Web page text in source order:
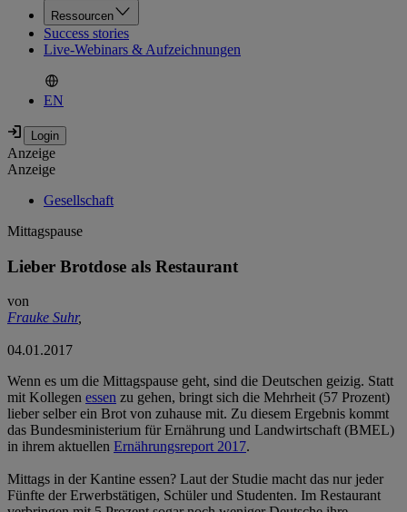
Ressourcen
Success stories
Live-Webinars & Aufzeichnungen
EN
Anzeige
Anzeige
Gesellschaft
Mittagspause
Lieber Brotdose als Restaurant
von
Frauke Suhr,
04.01.2017
Wenn es um die Mittagspause geht, sind die Deutschen geizig. Statt
mit Kollegen essen zu gehen, bringt sich die Mehrheit (57 Prozent)
lieber selber ein Brot von zuhause mit. Zu diesem Ergebnis kommt
das Bundesministerium für Ernährung und Landwirtschaft (BMEL)
in ihrem aktuellen Ernährungsreport 2017.
Mittags in der Kantine essen? Laut der Studie macht das nur jeder
Fünfte der Erwerbstätigen, Schüler und Studenten. Im Restaurant